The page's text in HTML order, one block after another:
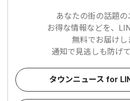
あなたの街の話題の
お得な情報などを、
無料でお届けし
通知で見逃しも防げ
タウンニュース for